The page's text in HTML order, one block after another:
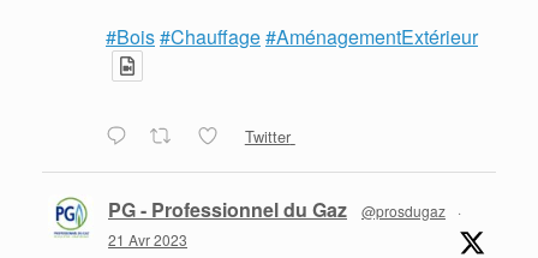
#Bois#Chauffage#AménagementExtérieur
Twitter
PG - Professionnel du Gaz @prosdugaz
·
21 Avr 2023